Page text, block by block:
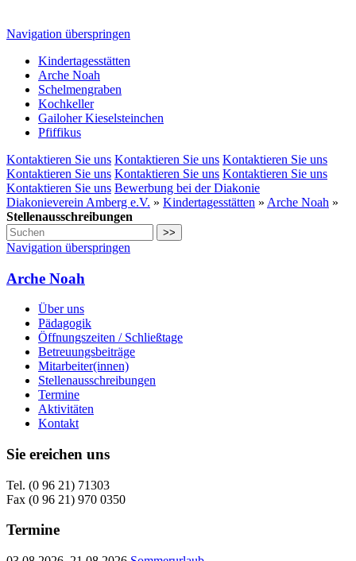
Navigation überspringen
Kindertagesstätten
Arche Noah
Schelmengraben
Kochkeller
Gailoher Kieselsteinchen
Pfiffikus
Kontaktieren Sie uns Kontaktieren Sie uns Kontaktieren Sie uns
Kontaktieren Sie uns Kontaktieren Sie uns Kontaktieren Sie uns
Kontaktieren Sie uns Bewerbung bei der Diakonie
Diakonieverein Amberg e.V. » Kindertagesstätten » Arche Noah »
Stellenausschreibungen
>>
Navigation überspringen
Arche Noah
Über uns
Pädagogik
Öffnungszeiten / Schließtage
Betreuungsbeiträge
Mitarbeiter(innen)
Stellenausschreibungen
Termine
Aktivitäten
Kontakt
Sie ereichen uns
Tel. (0 96 21) 71303
Fax (0 96 21) 970 0350
Termine